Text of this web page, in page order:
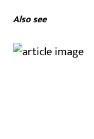
Also see